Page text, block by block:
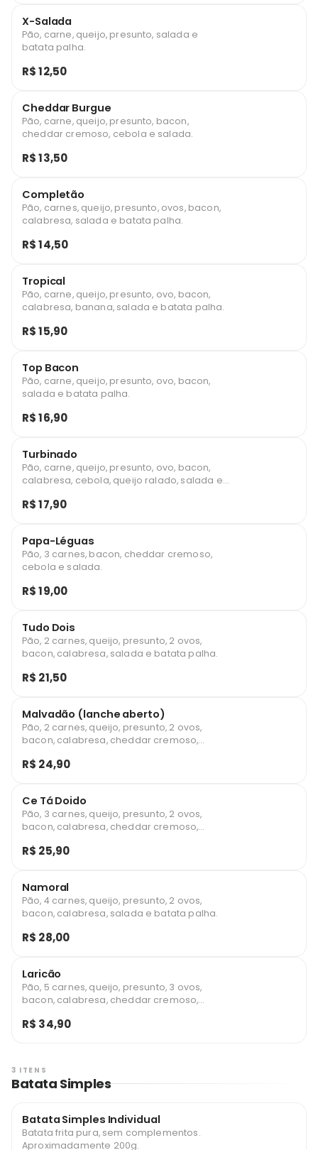
X-Salada
Pão, carne, queijo, presunto, salada e
batata palha.
R$ 12,50
Cheddar Burgue
Pão, carne, queijo, presunto, bacon,
cheddar cremoso, cebola e salada.
R$ 13,50
Completão
Pão, carnes, queijo, presunto, ovos, bacon,
calabresa, salada e batata palha.
R$ 14,50
Tropical
Pão, carne, queijo, presunto, ovo, bacon,
calabresa, banana, salada e batata palha.
R$ 15,90
Top Bacon
Pão, carne, queijo, presunto, ovo, bacon,
salada e batata palha.
R$ 16,90
Turbinado
Pão, carne, queijo, presunto, ovo, bacon,
calabresa, cebola, queijo ralado, salada e
R$ 17,90
Papa-Léguas
Pão, 3 carnes, bacon, cheddar cremoso,
cebola e salada.
R$ 19,00
Tudo Dois
Pão, 2 carnes, queijo, presunto, 2 ovos,
bacon, calabresa, salada e batata palha.
R$ 21,50
Malvadão (lanche aberto)
Pão, 2 carnes, queijo, presunto, 2 ovos,
bacon, calabresa, cheddar cremoso,
R$ 24,90
Ce Tá Doido
Pão, 3 carnes, queijo, presunto, 2 ovos,
bacon, calabresa, cheddar cremoso,
R$ 25,90
Namoral
Pão, 4 carnes, queijo, presunto, 2 ovos,
bacon, calabresa, salada e batata palha.
R$ 28,00
Laricão
Pão, 5 carnes, queijo, presunto, 3 ovos,
bacon, calabresa, cheddar cremoso,
R$ 34,90
3 ITENS
Batata Simples
Batata Simples Individual
Batata frita pura, sem complementos.
Aproximadamente 200g.